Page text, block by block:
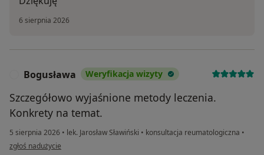
6 sierpnia 2026
Bogusława Weryfikacja wizyty
Szczegółowo wyjaśnione metody leczenia.
Konkrety na temat.
5 sierpnia 2026 • lek. Jarosław Sławiński • konsultacja reumatologiczna •
w opinii użytkownika Bogusława
zgłoś nadużycie